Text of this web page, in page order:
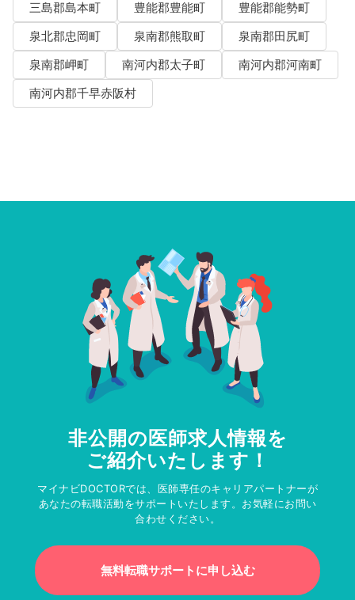
三島郡島本町
豊能郡豊能町
豊能郡能勢町
泉北郡忠岡町
泉南郡熊取町
泉南郡田尻町
泉南郡岬町
南河内郡太子町
南河内郡河南町
南河内郡千早赤阪村
非公開の医師求人情報を
ご紹介いたします！
マイナビDOCTORでは、医師専任のキャリアパートナーが
あなたの転職活動をサポートいたします。お気軽にお問い
合わせください。
無料転職サポートに申し込む